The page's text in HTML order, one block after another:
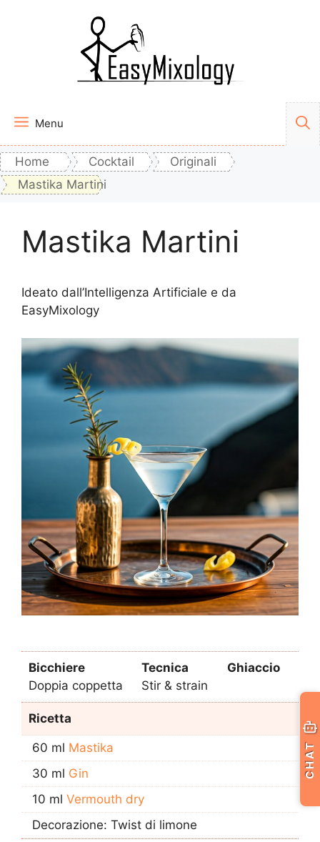
Menu
Home Cocktail
Originali
Mastika Martini
Mastika Martini
Ideato dall’Intelligenza Artificiale e da
EasyMixology
Bicchiere
Doppia coppetta
Tecnica
Stir & strain
Ghiaccio
Ricetta
60 ml Mastika
30 ml Gin
10 ml Vermouth dry
Decorazione: Twist di limone
CHAT